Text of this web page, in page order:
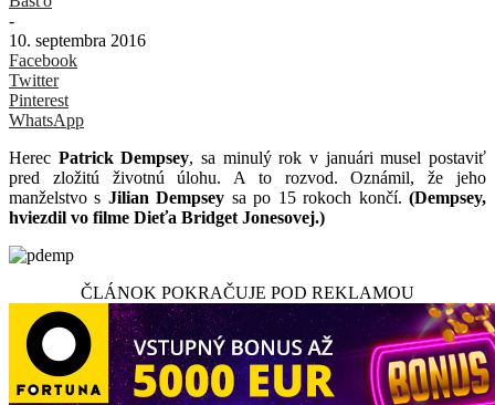
-
10. septembra 2016
Facebook
Twitter
Pinterest
WhatsApp
Herec Patrick Dempsey, sa minulý rok v januári musel postaviť
pred zložitú životnú úlohu. A to rozvod. Oznámil, že jeho
manželstvo s Jilian Dempsey sa po 15 rokoch končí.(Dempsey,
hviezdil vo filme Dieťa Bridget Jonesovej.)
ČLÁNOK POKRAČUJE POD REKLAMOU